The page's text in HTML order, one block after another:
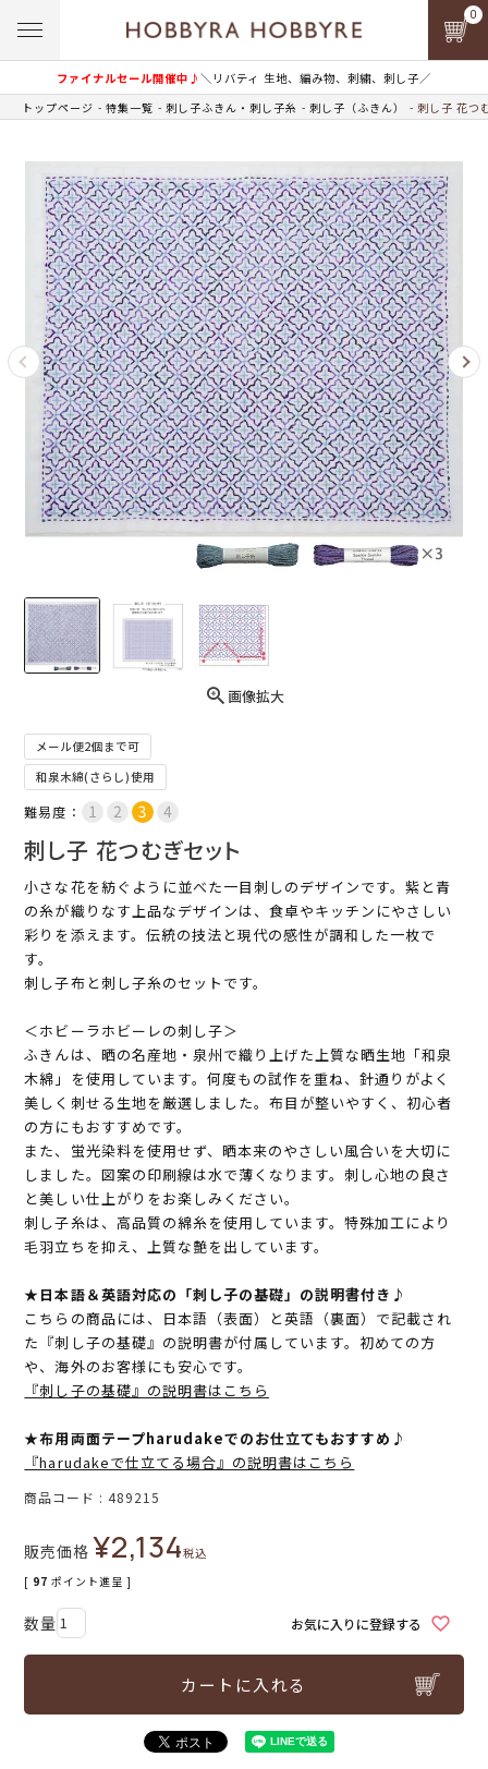
ファイナルセール開催中♪＼リバティ 生地、編み物、刺繍、刺し子／
0
トップページ 特集一覧 刺し子ふきん・刺し子糸 刺し子（ふきん） 刺し子 花つ
画像拡大
メール便2個まで可
和泉木綿(さらし)使用
難易度：
刺し子 花つむぎセット
小さな花を紡ぐように並べた一目刺しのデザインです。紫と青
の糸が織りなす上品なデザインは、食卓やキッチンにやさしい
彩りを添えます。伝統の技法と現代の感性が調和した一枚で
す。
刺し子布と刺し子糸のセットです。
＜ホビーラホビーレの刺し子＞
ふきんは、晒の名産地・泉州で織り上げた上質な晒生地「和泉
木綿」を使用しています。何度もの試作を重ね、針通りがよく
美しく刺せる生地を厳選しました。布目が整いやすく、初心者
の方にもおすすめです。
また、蛍光染料を使用せず、晒本来のやさしい風合いを大切に
しました。図案の印刷線は水で薄くなります。刺し心地の良さ
と美しい仕上がりをお楽しみください。
刺し子糸は、高品質の綿糸を使用しています。特殊加工により
毛羽立ちを抑え、上質な艶を出しています。
★日本語＆英語対応の「刺し子の基礎」の説明書付き♪
こちらの商品には、日本語（表面）と英語（裏面）で記載され
た『刺し子の基礎』の説明書が付属しています。初めての方
や、海外のお客様にも安心です。
『刺し子の基礎』の説明書はこちら
★布用両面テープharudakeでのお仕立てもおすすめ♪
『harudakeで仕立てる場合』の説明書はこちら
商品コード 489215
販売価格 ¥2,134税込
[ 97 ポイント進呈 ]
お気に入りに登録する
カートに入れる